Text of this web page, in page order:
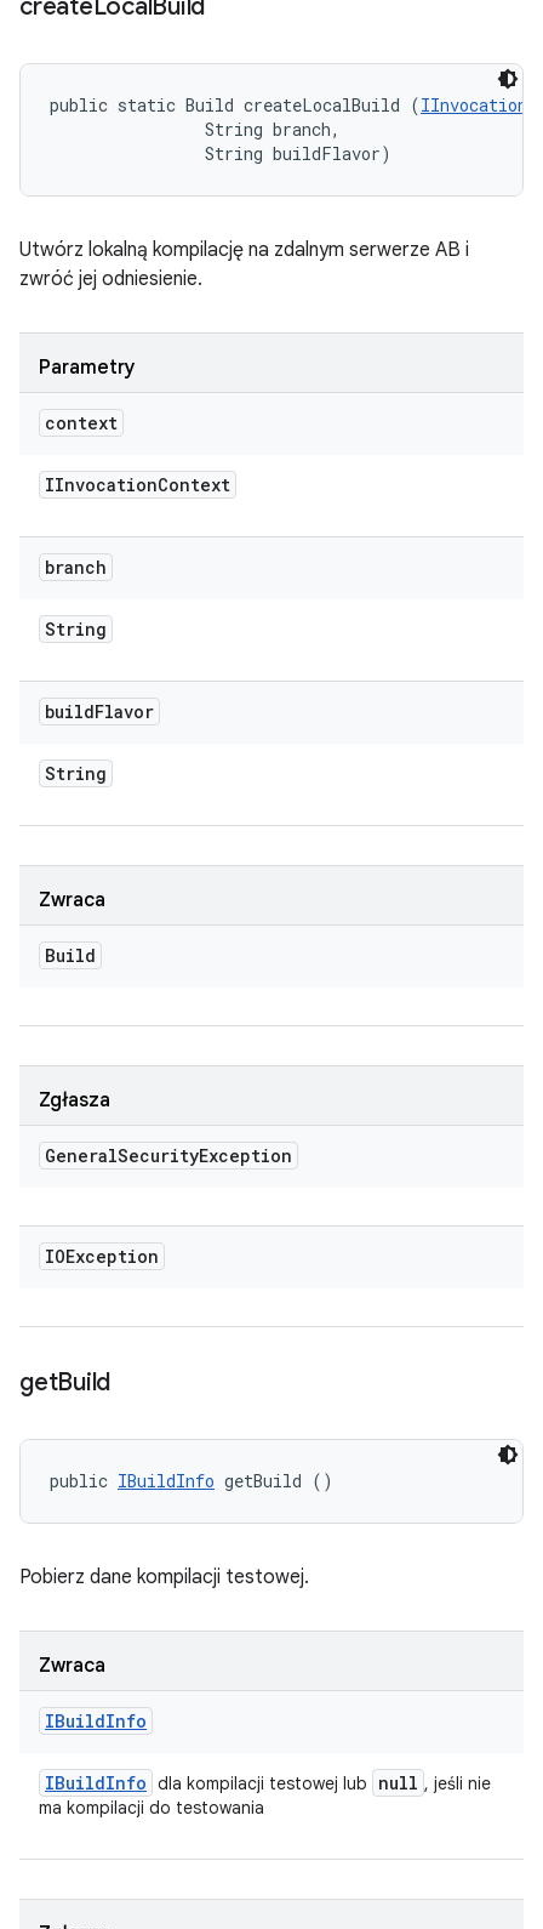
createLocalBuild
public static Build createLocalBuild (
                String branch,
                String buildFlavor)
Utwórz lokalną kompilację na zdalnym serwerze AB i
zwróć jej odniesienie.
Parametry
context
IInvocationContext
branch
String
buildFlavor
String
Zwraca
Build
Zgłasza
GeneralSecurityException
IOException
getBuild
public IBuildInfo getBuild ()
Pobierz dane kompilacji testowej.
Zwraca
IBuildInfo
IBuildInfo dla kompilacji testowej lub null , jeśli nie
ma kompilacji do testowania